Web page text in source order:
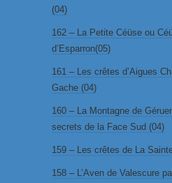
(04)
162 – La Petite Céüse ou
d’Esparron(05)
161 – Les crêtes d’Aigues
Gache (04)
160 – La Montagne de
secrets de la Face Sud (04)
159 – Les crêtes de La
158 – L’Aven de Valescure